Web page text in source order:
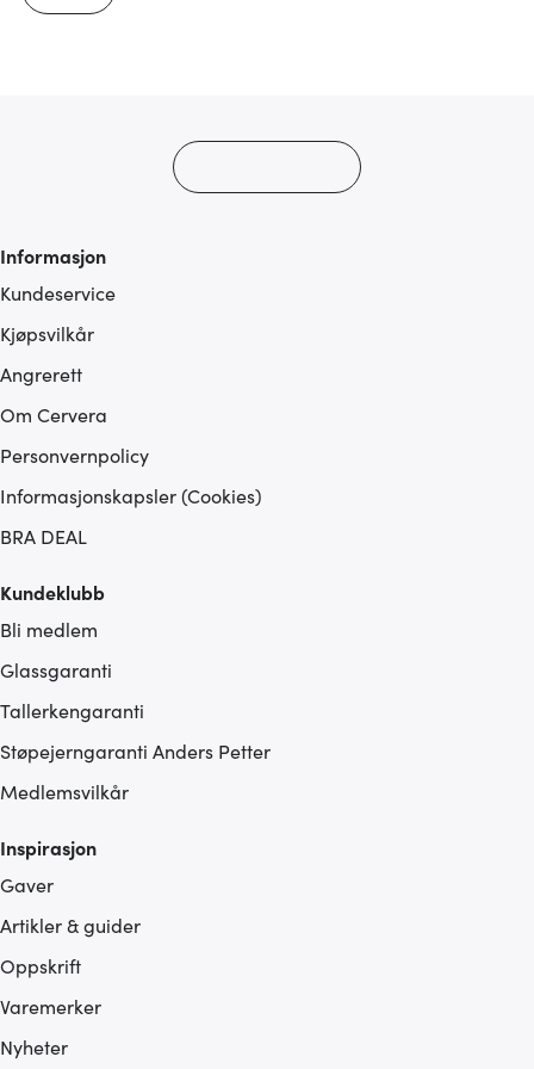
Informasjon
Kundeservice
Kjøpsvilkår
Angrerett
Om Cervera
Personvernpolicy
Informasjonskapsler (Cookies)
BRA DEAL
Kundeklubb
Bli medlem
Glassgaranti
Tallerkengaranti
Støpejerngaranti Anders Petter
Medlemsvilkår
Inspirasjon
Gaver
Artikler & guider
Oppskrift
Varemerker
Nyheter